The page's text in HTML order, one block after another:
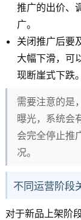
推广的出价、
广。
关闭推广后要
大幅下滑，可
现断崖式下跌。
需要注意的是
曝光，系统会
会完全停止推
况。
不同运营阶段
对于新品上架阶